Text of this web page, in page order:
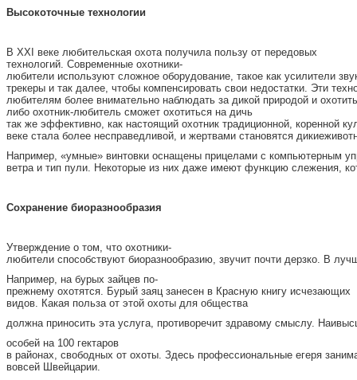
Высокоточные технологии
В XXI веке любительская охота получила пользу от передовых
технологий. Современные охотники-
любители используют сложное оборудование, такое как усилители
трекеры и так далее, чтобы компенсировать свои недостатки. Эти
любителям более внимательно наблюдать за дикой природой и
либо охотник-любитель сможет охотиться на дичь
так же эффективно, как настоящий охотник традиционной, коренной
веке стала более несправедливой, и жертвами становятся
Например, «умные» винтовки оснащены прицелами с компьютерным
ветра и тип пули. Некоторые из них даже имеют функцию слежения,
Сохранение биоразнообразия
Утверждение о том, что охотники-
любители способствуют биоразнообразию, звучит почти дерзко. В
Например, на бурых зайцев по-
прежнему охотятся. Бурый заяц занесен в Красную книгу исчезающих
видов. Какая польза от этой охоты для общества
должна приносить эта услуга, противоречит здравому смыслу.
особей на 100 гектаров
в районах, свободных от охоты. Здесь профессиональные егеря
вовсей Швейцарии.